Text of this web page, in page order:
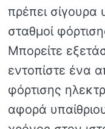
πρέπει σίγουρα
σταθμοί
Μπορείτε
εντοπίστε ένα
φόρτισης
αφορά